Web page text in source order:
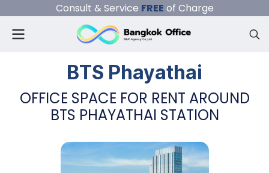
Consult & Service FREE of Charge
BTS Phayathai
OFFICE SPACE FOR RENT AROUND
BTS PHAYATHAI STATION